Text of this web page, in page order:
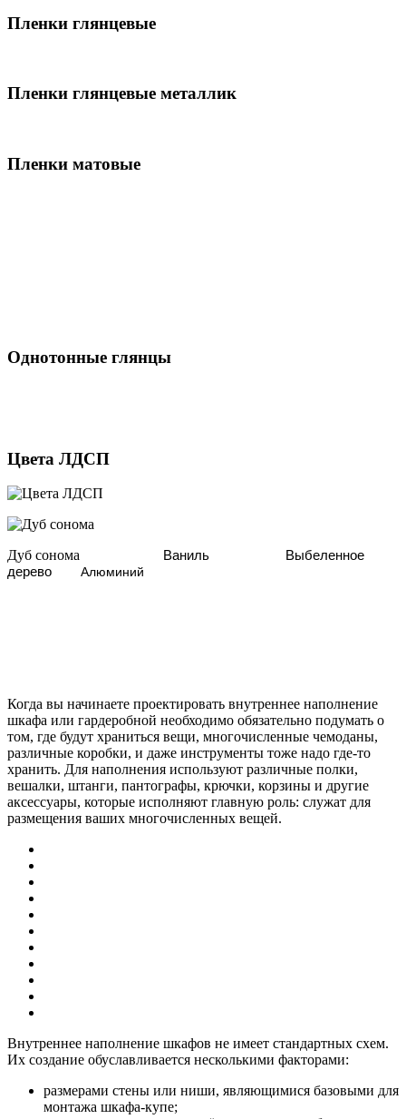
Пленки глянцевые
Пленки глянцевые металлик
Пленки матовые
Однотонные глянцы
Цвета ЛДСП
Дуб сонома Ваниль Выбеленное
дерево Алюминий
Когда вы начинаете проектировать внутреннее наполнение
шкафа или гардеробной необходимо обязательно подумать о
том, где будут храниться вещи, многочисленные чемоданы,
различные коробки, и даже инструменты тоже надо где-то
хранить. Для наполнения используют различные полки,
вешалки, штанги, пантографы, крючки, корзины и другие
аксессуары, которые исполняют главную роль: служат для
размещения ваших многочисленных вещей.
Внутреннее наполнение шкафов не имеет стандартных схем.
Их создание обуславливается несколькими факторами:
размерами стены или ниши, являющимися базовыми для
монтажа шкафа-купе;